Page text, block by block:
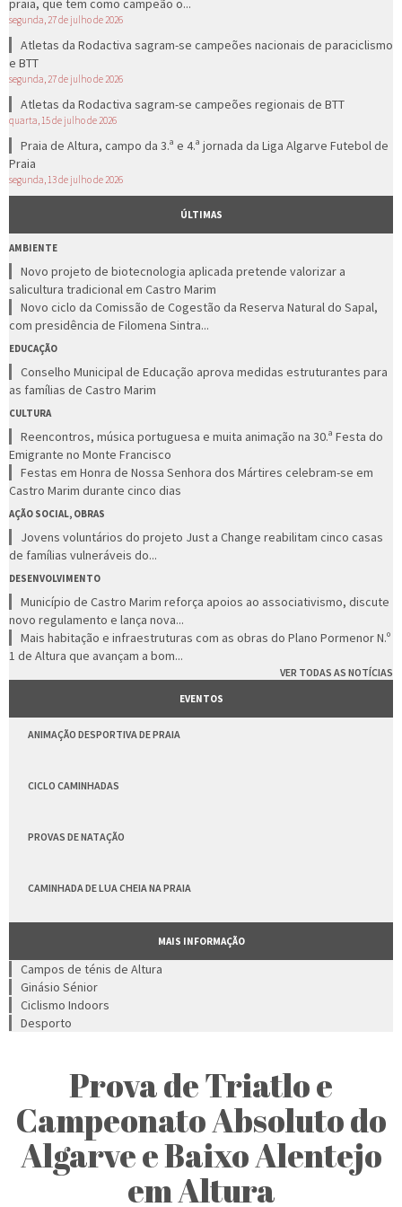
praia, que tem como campeão o...
segunda, 27 de julho de 2026
Atletas da Rodactiva sagram-se campeões nacionais de paraciclismo
e BTT
segunda, 27 de julho de 2026
Atletas da Rodactiva sagram-se campeões regionais de BTT
quarta, 15 de julho de 2026
Praia de Altura, campo da 3.ª e 4.ª jornada da Liga Algarve Futebol de
Praia
segunda, 13 de julho de 2026
ÚLTIMAS
AMBIENTE
Novo projeto de biotecnologia aplicada pretende valorizar a
salicultura tradicional em Castro Marim
Novo ciclo da Comissão de Cogestão da Reserva Natural do Sapal,
com presidência de Filomena Sintra...
EDUCAÇÃO
Conselho Municipal de Educação aprova medidas estruturantes para
as famílias de Castro Marim
CULTURA
Reencontros, música portuguesa e muita animação na 30.ª Festa do
Emigrante no Monte Francisco
Festas em Honra de Nossa Senhora dos Mártires celebram-se em
Castro Marim durante cinco dias
AÇÃO SOCIAL, OBRAS
Jovens voluntários do projeto Just a Change reabilitam cinco casas
de famílias vulneráveis do...
DESENVOLVIMENTO
Município de Castro Marim reforça apoios ao associativismo, discute
novo regulamento e lança nova...
Mais habitação e infraestruturas com as obras do Plano Pormenor N.º
1 de Altura que avançam a bom...
VER TODAS AS NOTÍCIAS
EVENTOS
ANIMAÇÃO DESPORTIVA DE PRAIA
CICLO CAMINHADAS
PROVAS DE NATAÇÃO
CAMINHADA DE LUA CHEIA NA PRAIA
MAIS INFORMAÇÃO
Campos de ténis de Altura
Ginásio Sénior
Ciclismo Indoors
Desporto
Prova de Triatlo e
Campeonato Absoluto do
Algarve e Baixo Alentejo
em Altura